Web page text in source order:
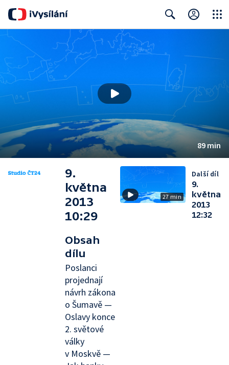
89 min
9.
května
2013
10:29
Obsah
dílu
Poslanci
projednají
návrh zákona
o Šumavě —
Oslavy konce
2. světové
války
v Moskvě —
27 min
Další díl
9.
května
2013
12:32